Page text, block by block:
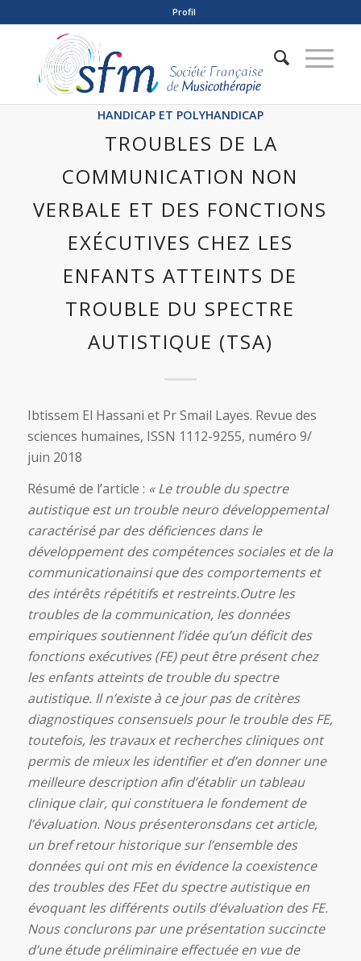
Profil
HANDICAP ET POLYHANDICAP
TROUBLES DE LA
COMMUNICATION NON
VERBALE ET DES FONCTIONS
EXÉCUTIVES CHEZ LES
ENFANTS ATTEINTS DE
TROUBLE DU SPECTRE
AUTISTIQUE (TSA)
Ibtissem El Hassani et Pr Smail Layes. Revue des
sciences humaines, ISSN 1112-9255, numéro 9/
juin 2018
Résumé de l’article : « Le trouble du spectre
autistique est un trouble neuro développemental
caractérisé par des déficiences dans le
développement des compétences sociales et de la
communicationainsi que des comportements et
des intérêts répétitifs et restreints.Outre les
troubles de la communication, les données
empiriques soutiennent l’idée qu’un déficit des
fonctions exécutives (FE) peut être présent chez
les enfants atteints de trouble du spectre
autistique. Il n’existe à ce jour pas de critères
diagnostiques consensuels pour le trouble des FE,
toutefois, les travaux et recherches cliniques ont
permis de mieux les identifier et d’en donner une
meilleure description afin d’établir un tableau
clinique clair, qui constituera le fondement de
l’évaluation. Nous présenteronsdans cet article,
un bref retour historique sur l’ensemble des
données qui ont mis en évidence la coexistence
des troubles des FEet du spectre autistique en
évoquant les différents outils d’évaluation des FE.
Nous conclurons par une présentation succincte
d’une étude préliminaire effectuée en vue de